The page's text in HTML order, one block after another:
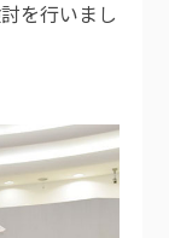
を行いまし